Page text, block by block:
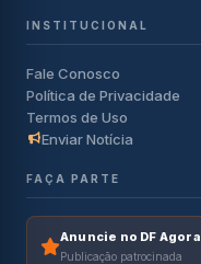
INSTITUCIONAL
Fale Conosco
Política de Privacidade
Termos de Uso
Enviar Notícia
FAÇA PARTE
Anuncie no DF Agora
Publicação patrocinada